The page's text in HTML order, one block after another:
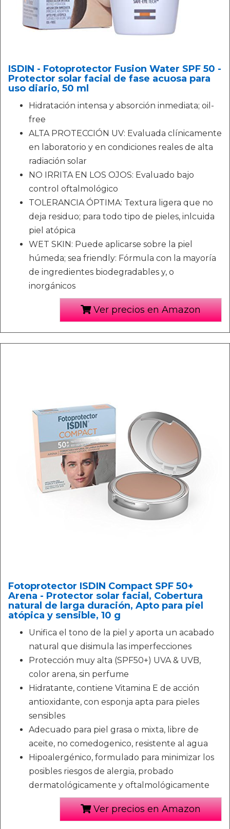
ISDIN - Fotoprotector Fusion Water SPF 50 -
Protector solar facial de fase acuosa para
uso diario, 50 ml
Hidratación intensa y absorción inmediata; oil-
free
ALTA PROTECCIÓN UV: Evaluada clínicamente
en laboratorio y en condiciones reales de alta
radiación solar
NO IRRITA EN LOS OJOS: Evaluado bajo
control oftalmológico
TOLERANCIA ÓPTIMA: Textura ligera que no
deja residuo; para todo tipo de pieles, inlcuida
piel atópica
WET SKIN: Puede aplicarse sobre la piel
húmeda; sea friendly: Fórmula con la mayoría
de ingredientes biodegradables y, o
inorgánicos
Ver precios en Amazon
Fotoprotector ISDIN Compact SPF 50+
Arena - Protector solar facial, Cobertura
natural de larga duración, Apto para piel
atópica y sensible, 10 g
Unifica el tono de la piel y aporta un acabado
natural que disimula las imperfecciones
Protección muy alta (SPF50+) UVA & UVB,
color arena, sin perfume
Hidratante, contiene Vitamina E de acción
antioxidante, con esponja apta para pieles
sensibles
Adecuado para piel grasa o mixta, libre de
aceite, no comedogenico, resistente al agua
Hipoalergénico, formulado para minimizar los
posibles riesgos de alergia, probado
dermatológicamente y oftalmológicamente
Ver precios en Amazon